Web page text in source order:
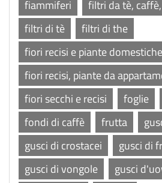
fiammiferi
filtri da tè,
filtri di tè
filtri di the
fiori recisi e piante domestiche
fiori recisi, piante da
fiori secchi e recisi
foglie
fondi di caffè
frutta
gusci di crostacei
gusci di
gusci di vongole
gusci